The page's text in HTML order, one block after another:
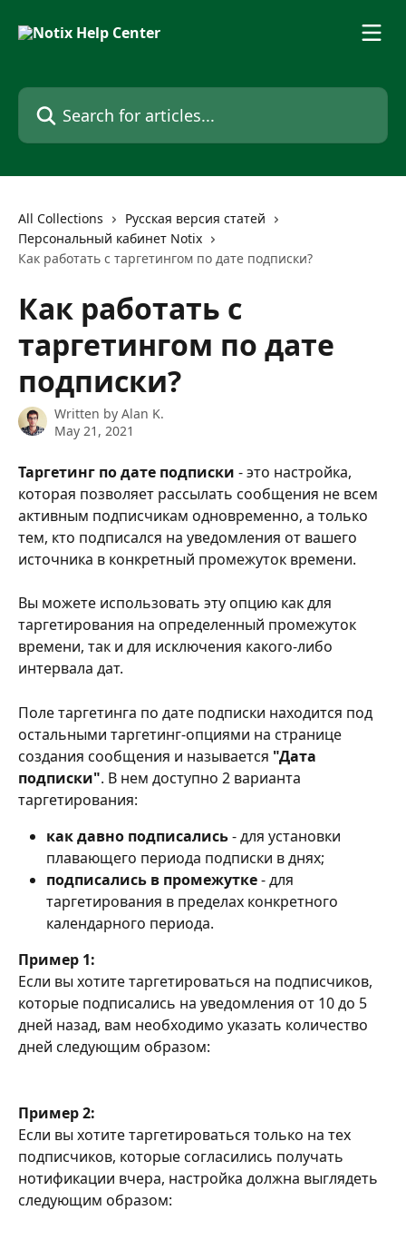
Search for articles...
All Collections
Русская версия статей
Персональный кабинет Notix
Как работать с таргетингом по дате подписки?
Как работать с
таргетингом по дате
подписки?
Written by Alan K.
May 21, 2021
Таргетинг по дате подписки - это настройка,
которая позволяет рассылать сообщения не всем
активным подписчикам одновременно, а только
тем, кто подписался на уведомления от вашего
источника в конкретный промежуток времени.
Вы можете использовать эту опцию как для
таргетирования на определенный промежуток
времени, так и для исключения какого-либо
интервала дат.
Поле таргетинга по дате подписки находится под
остальными таргетинг-опциями на странице
создания сообщения и называется "Дата
подписки". В нем доступно 2 варианта
таргетирования:
как давно подписались - для установки
плавающего периода подписки в днях;
подписались в промежутке - для
таргетирования в пределах конкретного
календарного периода.
Пример 1:
Если вы хотите таргетироваться на подписчиков,
которые подписались на уведомления от 10 до 5
дней назад, вам необходимо указать количество
дней следующим образом:
Пример 2:
Если вы хотите таргетироваться только на тех
подписчиков, которые согласились получать
нотификации вчера, настройка должна выглядеть
следующим образом: